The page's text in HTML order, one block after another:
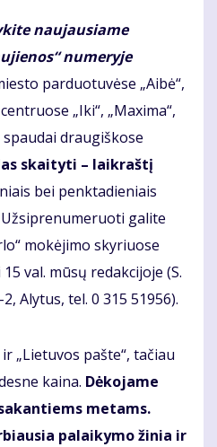
naujausiame
numeryje
parduotuvėse „Aibė“,
„Iki“, „Maxima“,
spaudai draugiškose
skaityti – laikraštį
bei penktadieniais
galite
mokėjimo skyriuose
val. mūsų redakcijoje (S.
Alytus, tel. 0 315 51956).
„Lietuvos pašte“, tačiau
kaina. Dėkojame
metams.
palaikymo žinia ir